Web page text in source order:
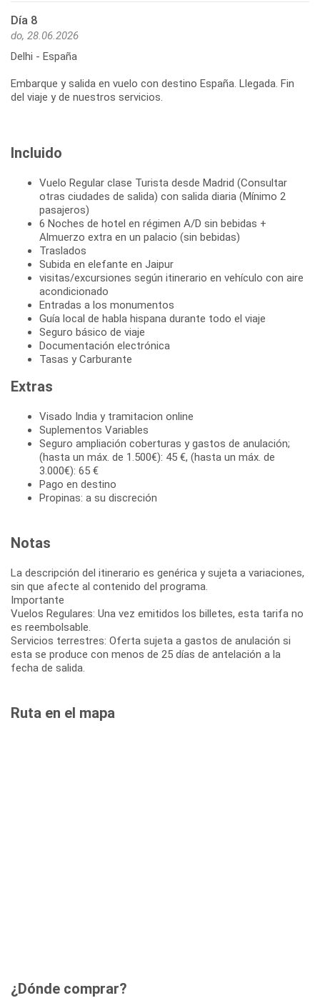
Día 8
do, 28.06.2026
Delhi - España
Embarque y salida en vuelo con destino España. Llegada. Fin
del viaje y de nuestros servicios.
Incluido
Vuelo Regular clase Turista desde Madrid (Consultar
otras ciudades de salida) con salida diaria (Mínimo 2
pasajeros)
6 Noches de hotel en régimen A/D sin bebidas +
Almuerzo extra en un palacio (sin bebidas)
Traslados
Subida en elefante en Jaipur
visitas/excursiones según itinerario en vehículo con aire
acondicionado
Entradas a los monumentos
Guía local de habla hispana durante todo el viaje
Seguro básico de viaje
Documentación electrónica
Tasas y Carburante
Extras
Visado India y tramitacion online
Suplementos Variables
Seguro ampliación coberturas y gastos de anulación;
(hasta un máx. de 1.500€): 45 €, (hasta un máx. de
3.000€): 65 €
Pago en destino
Propinas: a su discreción
Notas
La descripción del itinerario es genérica y sujeta a variaciones,
sin que afecte al contenido del programa.
Importante
Vuelos Regulares: Una vez emitidos los billetes, esta tarifa no
es reembolsable.
Servicios terrestres: Oferta sujeta a gastos de anulación si
esta se produce con menos de 25 días de antelación a la
fecha de salida.
Ruta en el mapa
¿Dónde comprar?